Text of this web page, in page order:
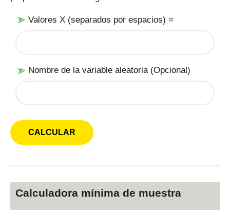
Valores X (separados por espacios) =
Nombre de la variable aleatoria (Opcional)
Calculadora mínima de muestra